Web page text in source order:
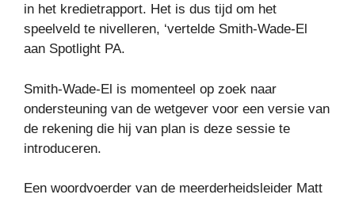
in het kredietrapport. Het is dus tijd om het
speelveld te nivelleren, ‘vertelde Smith-Wade-El
aan Spotlight PA.
Smith-Wade-El is momenteel op zoek naar
ondersteuning van de wetgever voor een versie van
de rekening die hij van plan is deze sessie te
introduceren.
Een woordvoerder van de meerderheidsleider Matt